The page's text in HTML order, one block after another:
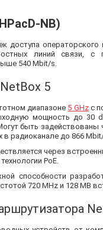
NB)
доступа операторского
линий связи, с
540 Mbit/s.
5
диапазоне 5 GHzс
мощность до 30
быть
радиоканале до 866
через
PoE.
способности
720 MHz и 128 MB